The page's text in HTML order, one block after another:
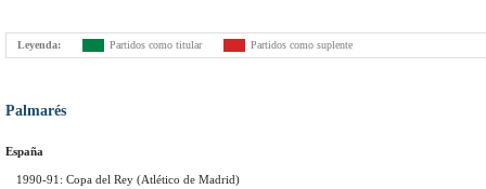
Leyenda: Partidos como titular Partidos como suplente
Palmarés
España
1990-91: Copa del Rey (Atlético de Madrid)